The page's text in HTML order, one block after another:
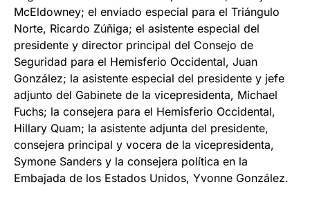
McEldowney; el enviado especial para el Triángulo
Norte, Ricardo Zúñiga; el asistente especial del
presidente y director principal del Consejo de
Seguridad para el Hemisferio Occidental, Juan
González; la asistente especial del presidente y jefe
adjunto del Gabinete de la vicepresidenta, Michael
Fuchs; la consejera para el Hemisferio Occidental,
Hillary Quam; la asistente adjunta del presidente,
consejera principal y vocera de la vicepresidenta,
Symone Sanders y la consejera política en la
Embajada de los Estados Unidos, Yvonne González.